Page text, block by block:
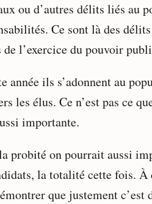
ou d’autres délits liés au
Ce sont là des
l’exercice du pouvoir
année ils s’adonnent au
les élus. Ce n’est pas ce
importante.
probité on pourrait aussi
la totalité cette fois. À
que justement c’est